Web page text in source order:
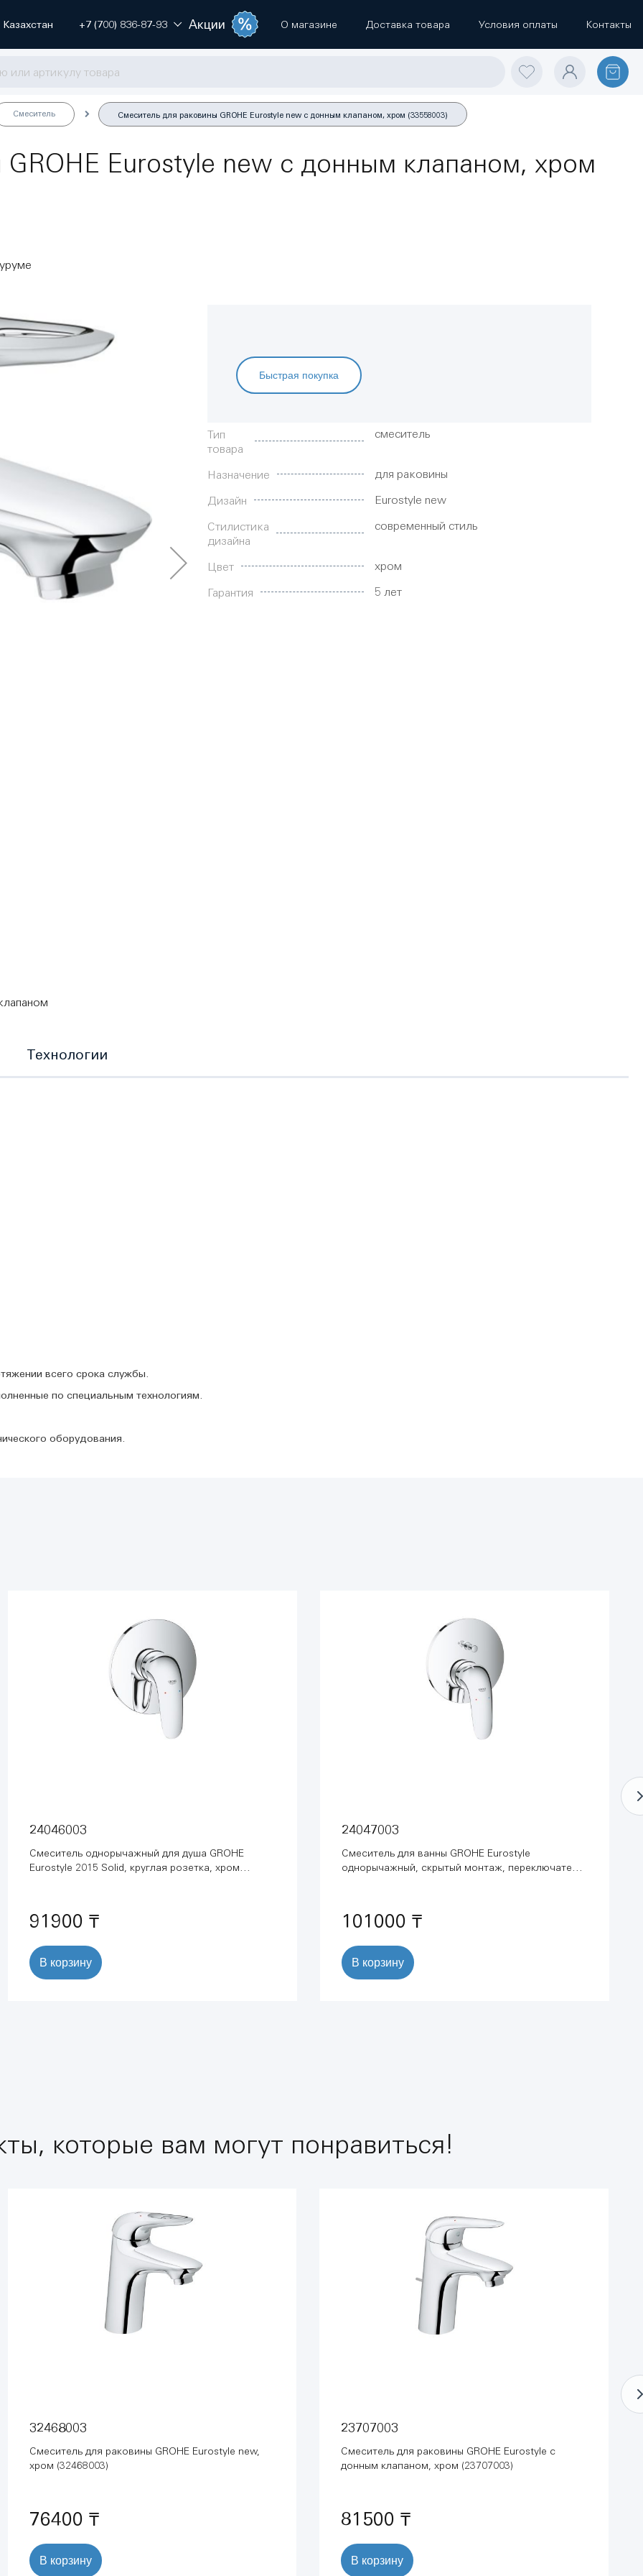
Казахстан +7 (700) 836-87-93 Акции О магазине Доставка товара Условия оплаты Контакты
Смеситель Смеситель для раковины GROHE Eurostyle new с донным клапаном, хром (33558003)
Eurostyle new с донным клапаном, хром
Быстрая покупка
Характеристики
Тип
товара
смеситель
Назначение для раковины
Дизайн Eurostyle new
Стилистика
дизайна
современный стиль
Цвет хром
Гарантия 5 лет
всего срока службы.
по специальным технологиям.
оборудования.
Технологии
24046003
Смеситель однорычажный для душа GROHE
Eurostyle 2015 Solid, круглая розетка, хром
91900 ₸
В корзину
24047003
Смеситель для ванны GROHE Eurostyle
однорычажный, скрытый монтаж, переключатель
101000 ₸
В корзину
которые вам могут понравиться!
32468003
Смеситель для раковины GROHE Eurostyle new,
хром (32468003)
76400 ₸
В корзину
23707003
Смеситель для раковины GROHE Eurostyle с
донным клапаном, хром (23707003)
81500 ₸
В корзину